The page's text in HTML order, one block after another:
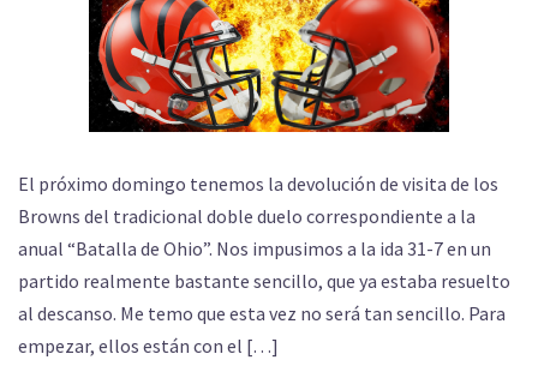
El próximo domingo tenemos la devolución de visita de los
Browns del tradicional doble duelo correspondiente a la
anual “Batalla de Ohio”. Nos impusimos a la ida 31-7 en un
partido realmente bastante sencillo, que ya estaba resuelto
al descanso. Me temo que esta vez no será tan sencillo. Para
empezar, ellos están con el […]